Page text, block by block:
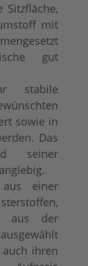
Sitzfläche,
mit
gut
stabile
sowie in
Das
seiner
aus einer
aus der
ihren